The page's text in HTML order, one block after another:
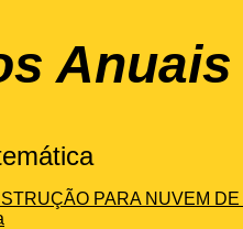
Anuais
PARA NUVEM